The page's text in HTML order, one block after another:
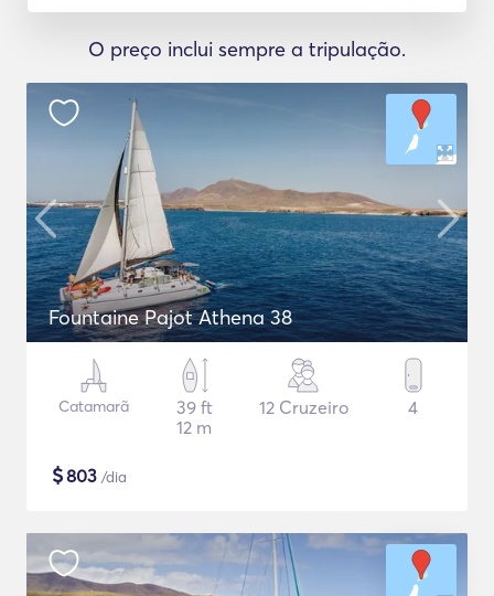
O preço inclui sempre a tripulação.
Fountaine Pajot Athena 38
Catamarã
39 ft
12 m
12 Cruzeiro 4
$803 /dia